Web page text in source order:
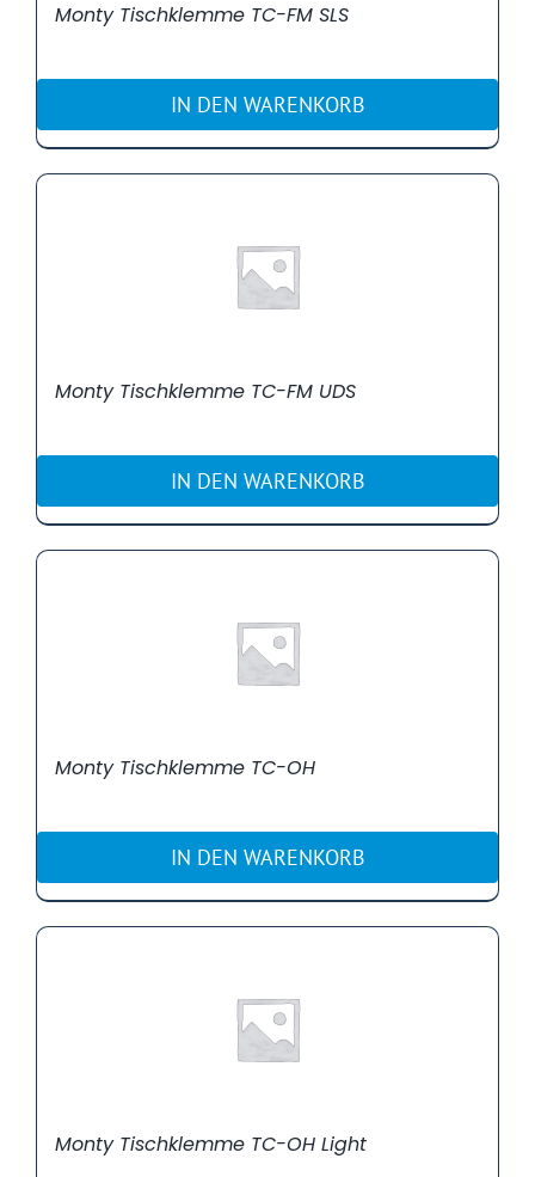
Monty Tischklemme TC-FM SLS
IN DEN WARENKORB
Monty Tischklemme TC-FM UDS
IN DEN WARENKORB
Monty Tischklemme TC-OH
IN DEN WARENKORB
Monty Tischklemme TC-OH Light